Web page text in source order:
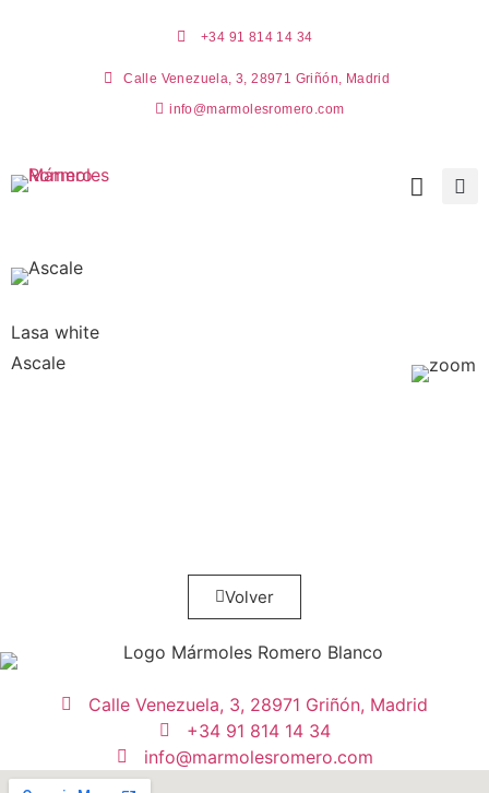
+34 91 814 14 34
Calle Venezuela, 3, 28971 Griñón, Madrid
info@marmolesromero.com
Lasa white
Ascale
Volver
Calle Venezuela, 3, 28971 Griñón, Madrid
+34 91 814 14 34
info@marmolesromero.com